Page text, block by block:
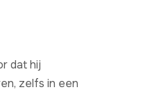
dat hij
zelfs in een